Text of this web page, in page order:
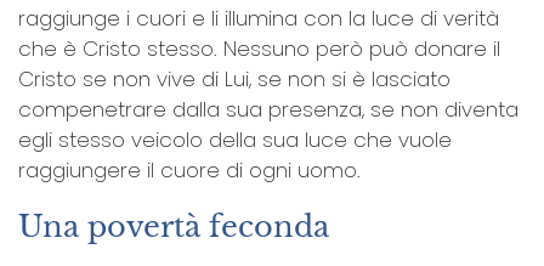
raggiunge i cuori e li illumina con la luce di verità
che è Cristo stesso. Nessuno però può donare il
Cristo se non vive di Lui, se non si è lasciato
compenetrare dalla sua presenza, se non diventa
egli stesso veicolo della sua luce che vuole
raggiungere il cuore di ogni uomo.
Una povertà feconda